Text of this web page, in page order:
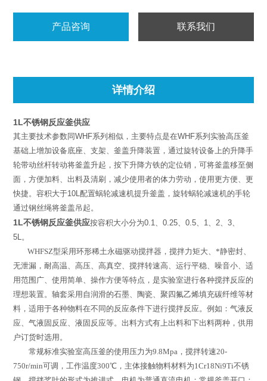
产品咨询 联系我们
详情介绍
1L不锈钢反应釜供应
其主要技术参数同WHF系列相似，主要特点是在WHF系列实验高压釜
基础上增加设备底座、支架、釜盖升降装置，通过旋转设备上的升降手
轮带动丝杆转动将釜盖升起，按下升降方铁的定位销，可将釜盖移至侧
面，方便加料、出料及清刷，减少使用者的体力劳动，使用更方便、更
快捷。容积大于10L配置蜗轮减速机提升釜盖，旋转蜗轮减速机的手轮
通过钢丝绳将釜盖吊起。
1L不锈钢反应釜供应按容积大小分为0.1、0.25、0.5、 1、2、3、
5L。
WHFSZ型采用环形稀土永磁驱动搅拌器，搅拌力矩大、*静密封、
无泄漏，耐高温、高压、高真空、搅拌转速高、运行平稳、噪音小、适
用范围广、使用简单、操作方便等特点，是实验室进行各种搅拌反应的
理想装置。轴套采用自润滑的石墨、陶瓷、聚四氟乙烯填充碳纤维等材
料，适用于各种物料在不同的反应条件下进行搅拌反应。例如：气液反
应、气液固反应、液固反应等。出料方式有上出料和下出料两种，供用
户订货时选用。
常规标准实验室高压釜的使用压力为9.8Mpa ，搅拌转速20-
750r/min 可调，工作温度300℃ ，主体接触物料材料为1Cr18Ni9Ti不锈